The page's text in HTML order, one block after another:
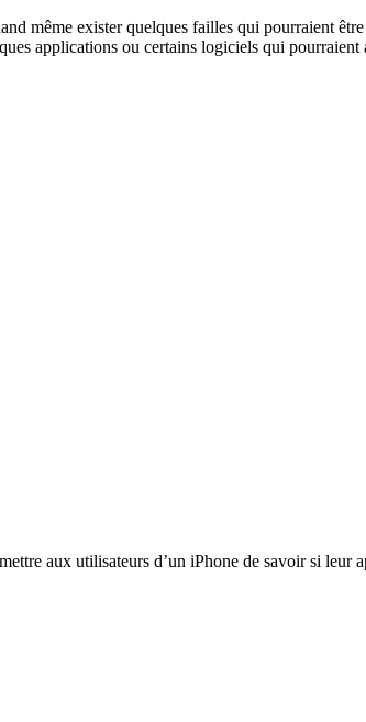
même exister quelques failles qui pourraient
applications ou certains logiciels qui
aux utilisateurs d’un iPhone de savoir si leur